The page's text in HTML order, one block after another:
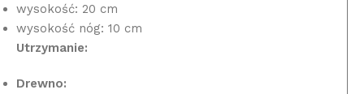
wysokość: 20 cm
wysokość nóg: 10 cm
Utrzymanie:
Drewno: